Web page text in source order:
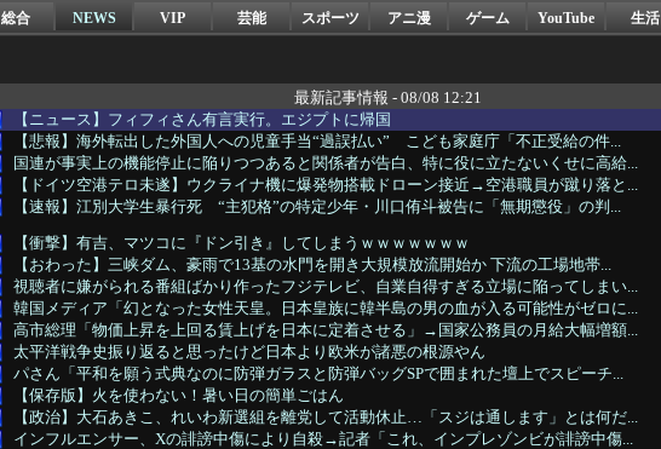
総合 NEWS VIP 芸能 スポーツ アニ漫 ゲーム YouTube 生活
最新記事情報 - 08/08 12:21
【ニュース】フィフィさん有言実行。エジプトに帰国
【悲報】海外転出した外国人への児童手当“過誤払い” こども家庭庁「不正受給の件...
国連が事実上の機能停止に陥りつつあると関係者が告白、特に役に立たないくせに高給...
【ドイツ空港テロ未遂】ウクライナ機に爆発物搭載ドローン接近→空港職員が蹴り落と...
【速報】江別大学生暴行死 “主犯格”の特定少年・川口侑斗被告に「無期懲役」の判...
【衝撃】有吉、マツコに『ドン引き』してしまうｗｗｗｗｗｗｗ
【おわった】三峡ダム、豪雨で13基の水門を開き大規模放流開始か 下流の工場地帯...
視聴者に嫌がられる番組ばかり作ったフジテレビ、自業自得すぎる立場に陥ってしまい...
韓国メディア「幻となった女性天皇。日本皇族に韓半島の男の血が入る可能性がゼロに...
高市総理「物価上昇を上回る賃上げを日本に定着させる」→国家公務員の月給大幅増額...
太平洋戦争史振り返ると思ったけど日本より欧米が諸悪の根源やん
パさん「平和を願う式典なのに防弾ガラスと防弾バッグSPで囲まれた壇上でスピーチ...
【保存版】火を使わない！暑い日の簡単ごはん
【政治】大石あきこ、れいわ新選組を離党して活動休止…「スジは通します」とは何だ...
インフルエンサー、Xの誹謗中傷により自殺→記者「これ、インプレゾンビが誹謗中傷...